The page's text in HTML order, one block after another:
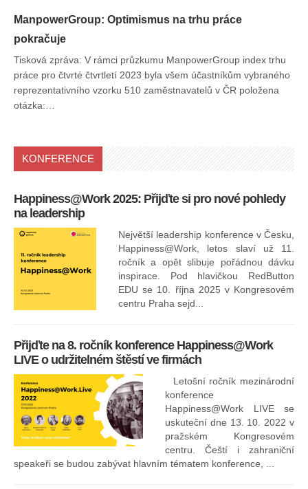
ManpowerGroup: Optimismus na trhu práce
pokračuje
Tisková zpráva: V rámci průzkumu ManpowerGroup index trhu
práce pro čtvrté čtvrtletí 2023 byla všem účastníkům vybraného
reprezentativního vzorku 510 zaměstnavatelů v ČR položena
otázka:…
KONFERENCE
Happiness@Work 2025: Přijďte si pro nové pohledy
na leadership
Největší leadership konference v Česku,
Happiness@Work, letos slaví už 11.
ročník a opět slibuje pořádnou dávku
inspirace. Pod hlavičkou RedButton
EDU se 10. října 2025 v Kongresovém
centru Praha sejd...
Přijďte na 8. ročník konference Happiness@Work
LIVE o udržitelném štěstí ve firmách
Letošní ročník mezinárodní
konference
Happiness@Work LIVE se
uskuteční dne 13. 10. 2022 v
pražském Kongresovém
centru. Čeští i zahraniční
speakeři se budou zabývat hlavním tématem konference, ...